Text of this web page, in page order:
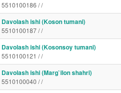
5510100186 / /
Davolash ishi (Koson tumani)
5510100187 / /
Davolash ishi (Kosonsoy tumani)
5510100121 / /
Davolash ishi (Marg`ilon shahri)
5510100040 / /